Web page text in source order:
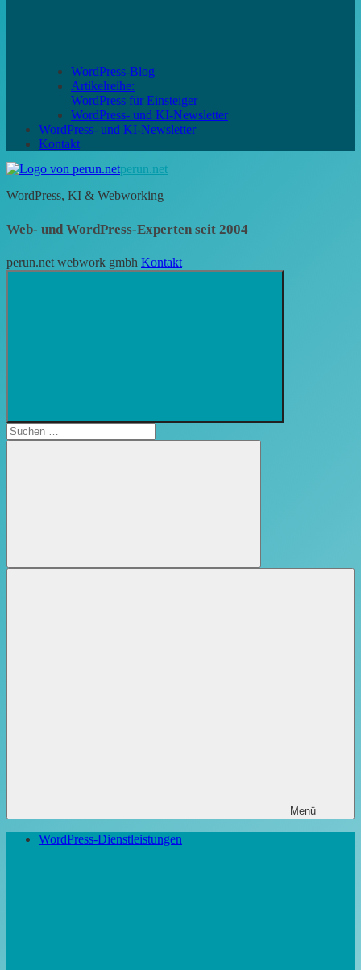
WordPress-Blog
Artikelreihe:
WordPress für Einsteiger
WordPress- und KI-Newsletter
WordPress- und KI-Newsletter
Kontakt
perun.net
WordPress, KI & Webworking
Web- und WordPress-Experten seit 2004
perun.net webwork gmbh Kontakt
öffnen
Suchen
nach:
Suchen
Menü
WordPress-Dienstleistungen